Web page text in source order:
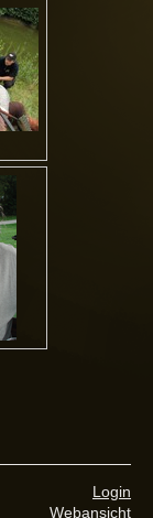
Login
Webansicht